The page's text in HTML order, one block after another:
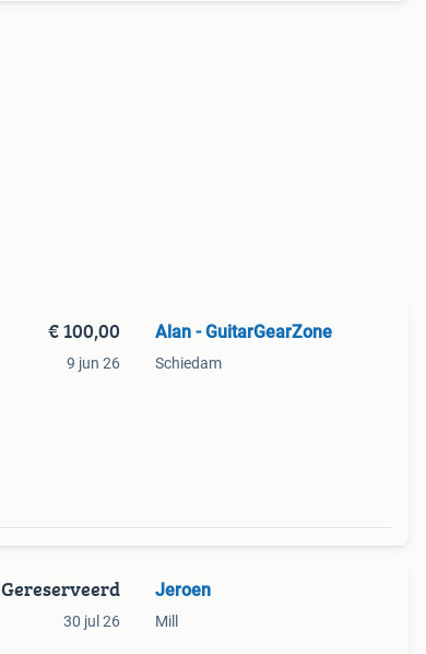
€ 100,00
9 jun 26
Alan - GuitarGearZone
Schiedam
Gereserveerd
30 jul 26
Jeroen
Mill